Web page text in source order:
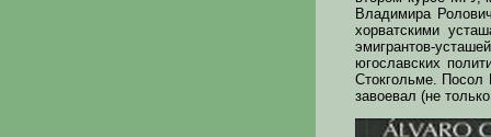
Владимира
хорватскими
эмигрантов-
югославских
Стокгольме. Посол
завоевал (не